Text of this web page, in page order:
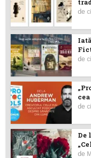
de
de
de
De
de